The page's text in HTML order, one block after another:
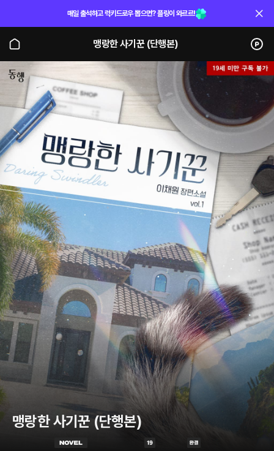
매일 출석하고 럭키드로우 뽑으면? 플링이 와르르!
맹랑한 사기꾼 (단행본)
맹랑한 사기꾼 (단행본)